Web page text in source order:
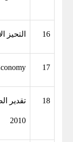
16 التحيز
17
18 تقدير
2010